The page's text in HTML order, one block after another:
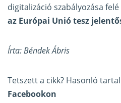
digitalizáció szabályozása
az Európai Unió tesz
Írta: Béndek Ábris
Tetszett a cikk? Hasonló
Facebookon